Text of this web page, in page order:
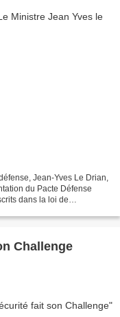
Jean-Yves Le Drian,
du Pacte Défense
dans la loi de
Challenge